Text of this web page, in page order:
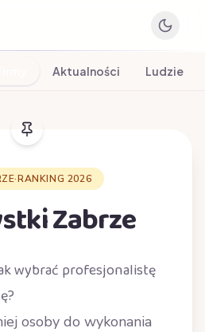
Aktualności Ludzie
·RANKING 2026
Zabrze
wybrać profesjonalistę
osoby do wykonania